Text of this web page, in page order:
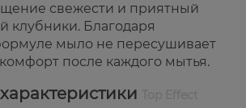
свежести и приятный
клубники. Благодаря
мыло не пересушивает
после каждого мытья.